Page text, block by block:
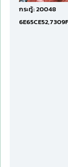
กระทู้: 20048